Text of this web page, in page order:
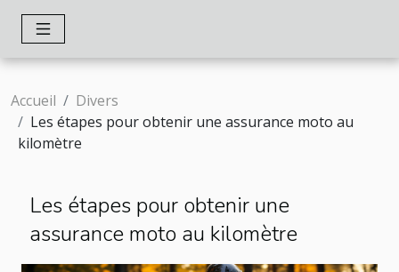
Accueil
Divers
Les étapes pour obtenir une assurance moto au
kilomètre
Les étapes pour obtenir une
assurance moto au kilomètre